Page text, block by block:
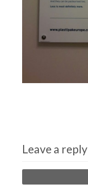
Leave a reply